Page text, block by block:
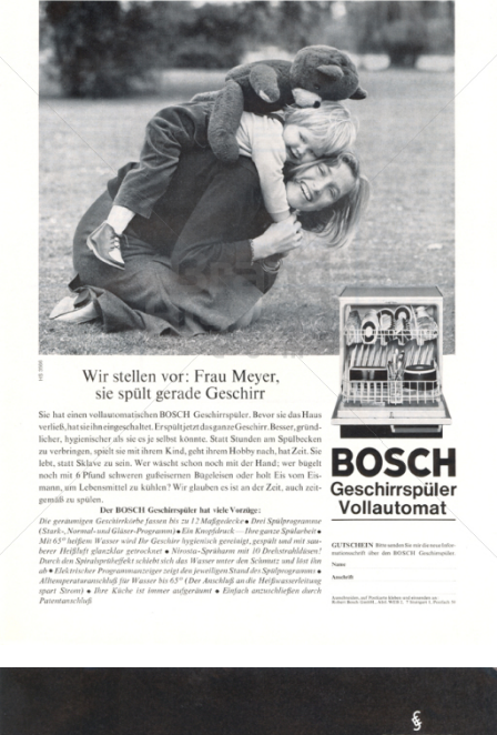
BOSCH - Technik fürs Leben
Robert Bosch GmbH
1966